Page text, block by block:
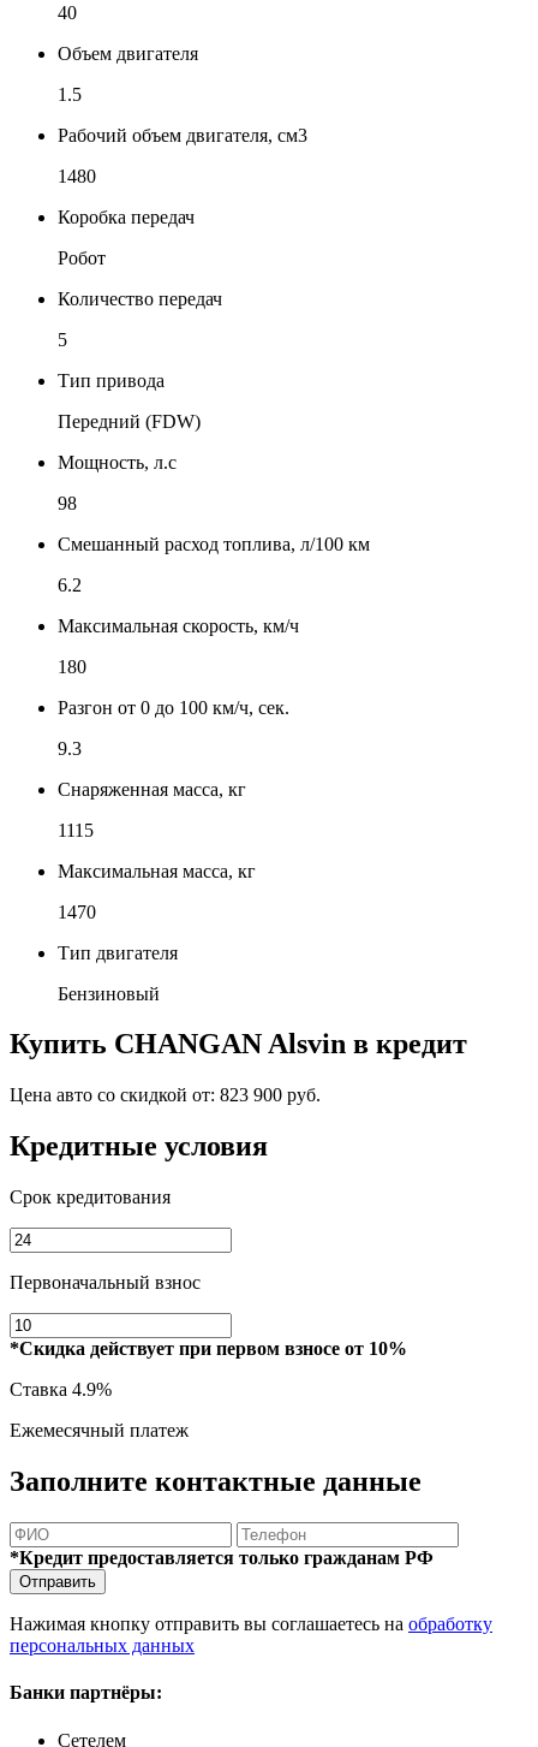
40
Объем двигателя
1.5
Рабочий объем двигателя, см3
1480
Коробка передач
Робот
Количество передач
5
Тип привода
Передний (FDW)
Мощность, л.с
98
Смешанный расход топлива, л/100 км
6.2
Максимальная скорость, км/ч
180
Разгон от 0 до 100 км/ч, сек.
9.3
Снаряженная масса, кг
1115
Максимальная масса, кг
1470
Тип двигателя
Бензиновый
Купить CHANGAN Alsvin в кредит
Цена авто со скидкой от: 823 900 руб.
Кредитные условия
Срок кредитования
Первоначальный взнос
*Скидка действует при первом взносе от 10%
Ставка 4.9%
Ежемесячный платеж
Заполните контактные данные
*Кредит предоставляется только гражданам РФ
Отправить
Нажимая кнопку отправить вы соглашаетесь на обработку
персональных данных
Банки партнёры:
Сетелем